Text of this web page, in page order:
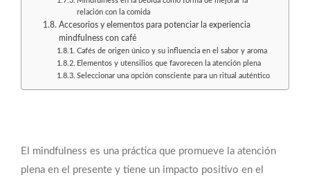
relación con la comida
Accesorios y elementos para potenciar la experiencia
mindfulness con café
Cafés de origen único y su influencia en el sabor y aroma
Elementos y utensilios que favorecen la atención plena
Seleccionar una opción consciente para un ritual auténtico
El mindfulness es una práctica que promueve la atención
plena en el presente y tiene un impacto positivo en el